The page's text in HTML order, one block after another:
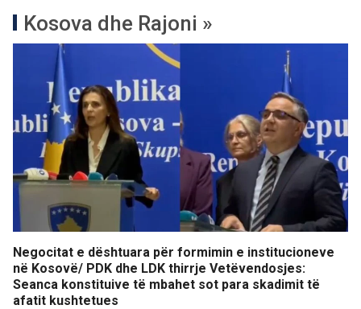
Kosova dhe Rajoni »
Negocitat e dështuara për formimin e institucioneve
në Kosovë/ PDK dhe LDK thirrje Vetëvendosjes:
Seanca konstituive të mbahet sot para skadimit të
afatit kushtetues